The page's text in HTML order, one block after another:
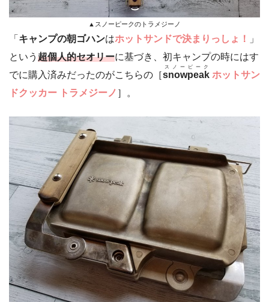
▲スノーピークのトラメジーノ
「 キャンプの朝ゴハンはホットサンドで決まりっしょ！
」
という 超個人的セオリーに基づき、初キャンプの時にはす
でに購入済みだったのがこちらの［snowpeak
スノーピーク
ホットサン
ドクッカー トラメジーノ ］。